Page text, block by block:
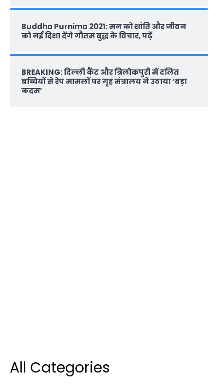
Buddha Purnima 2021: मन को शांति और जीवन
को नई दिशा देंगे गौतम बुद्ध के विचार, पढ़ें
BREAKING: दिल्‍ली कैंट और त्रिलोकपुरी में दलित
बच्चियों से रेप मामलों पर गृह मंत्रालय ने उठाया ‘बड़ा
कदम’
All Categories